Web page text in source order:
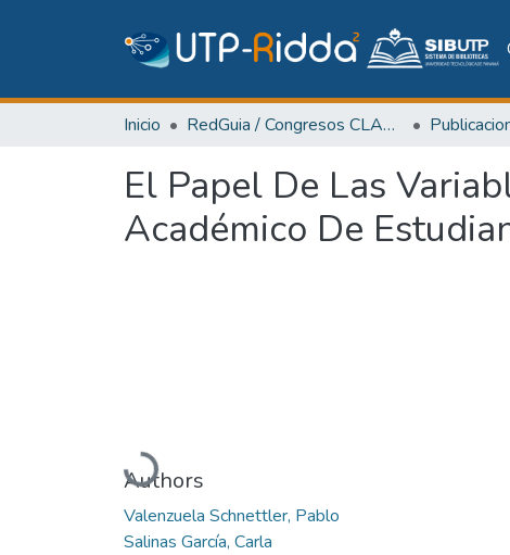
Inicio RedGuia / Congresos CLABES
El Papel De Las
Académico De
Cargando...
Authors
Valenzuela Schnettler, Pablo
Salinas García, Carla